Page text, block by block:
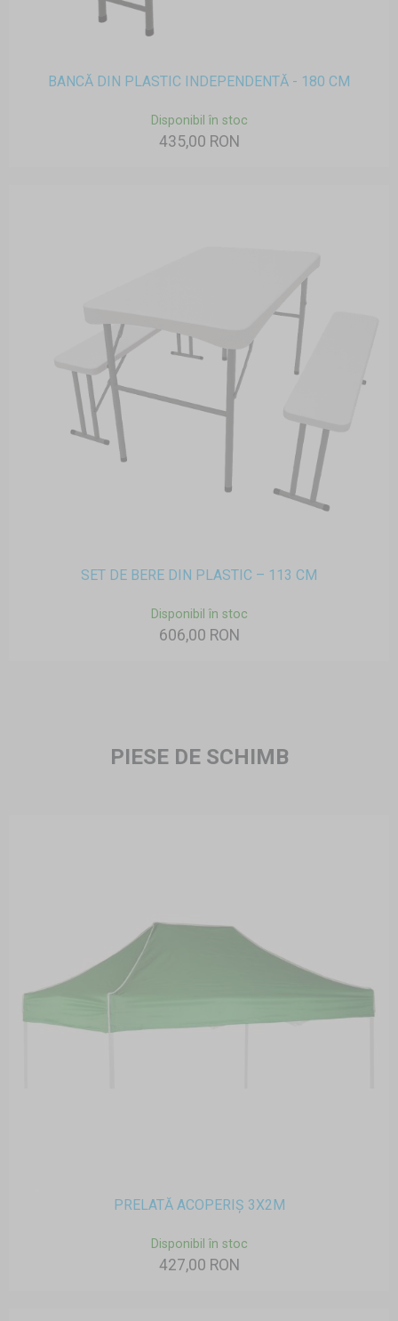
BANCĂ DIN PLASTIC INDEPENDENTĂ - 180 CM
Disponibil în stoc
435,00 RON
SET DE BERE DIN PLASTIC – 113 CM
Disponibil în stoc
606,00 RON
PIESE DE SCHIMB
PRELATĂ ACOPERIȘ 3X2M
Disponibil în stoc
427,00 RON